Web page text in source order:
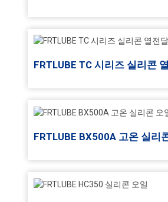
FRTLUBE TC 시리즈 실리콘
FRTLUBE BX500A 고온 실리